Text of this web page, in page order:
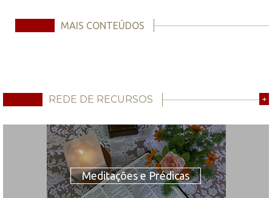
MAIS CONTEÚDOS
REDE DE RECURSOS +
Meditações e Prédicas